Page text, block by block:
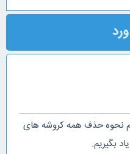
نحوه حذف همه کروشه های
بگیریم.